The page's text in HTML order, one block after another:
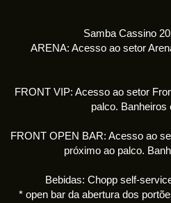
Samba Cassino
ARENA: Acesso ao setor
FRONT VIP: Acesso ao setor
palco. Banheiros
FRONT OPEN BAR: Acesso ao
próximo ao palco.
Bebidas: Chopp self-
* open bar da abertura dos